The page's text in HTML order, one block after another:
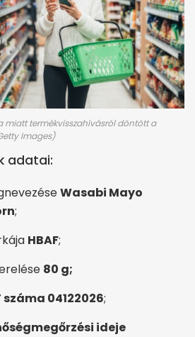
miatt termékvisszahívásról döntött a
Images)
adatai:
Wasabi Mayo
;
HBAF;
80 g;
száma 04122026;
ideje